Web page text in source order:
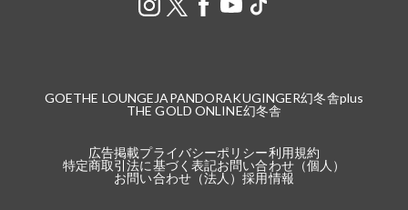
GOETHE LOUNGE JAPANDORAKUGINGER幻冬舎plus
THE GOLD ONLINE幻冬舎
広告掲載プライバシーポリシー利用規約
特定商取引法に基づく表記お問い合わせ（個人）
お問い合わせ（法人）採用情報